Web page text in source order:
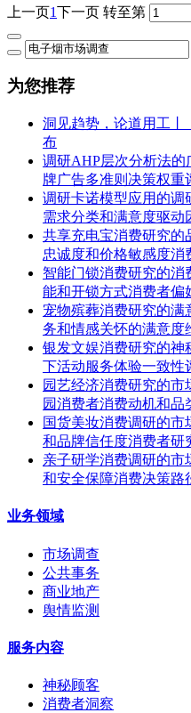
上一页1下一页 转至第
为您推荐
洞见趋势，论道用工丨
布
调研AHP层次分析法的
牌广告多准则决策权重
调研卡诺模型应用的调
需求分类和满意度驱动
共享充电宝消费研究的
忠诚度和价格敏感度消
智能门锁消费研究的消
能和开锁方式消费者偏
宠物殡葬消费研究的满
务和情感关怀的满意度
银发文娱消费研究的神
下活动服务体验一致性
园艺经济消费研究的
园消费者消费动机和品
国货美妆消费调研的
和品牌信任度消费者研
亲子研学消费调研的市
和安全保障消费决策路
业务领域
市场调查
公共事务
商业地产
舆情监测
服务内容
神秘顾客
消费者洞察